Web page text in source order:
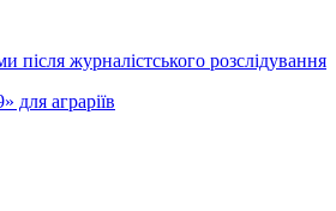
журналістського розслідування
для аграріїв